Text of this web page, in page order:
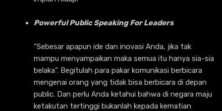
Powerful Public Speaking For Leaders
“Sebesar apapun ide dan inovasi Anda, jika tak
mampu menyampaikan maka semua itu hanya sia-sia
belaka”. Begitulah para pakar komunikasi berbicara
mengenai orang yang tidak bisa berbicara di depan
public. Dan perlu Anda ketahui bahwa di negara maju
ketakutan tertinggi bukanlah kepada kematian